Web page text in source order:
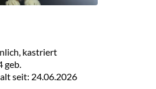
kastriert
geb.
seit: 24.06.2026